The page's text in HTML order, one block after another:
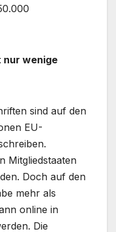
wenige
sind auf den
EU-
Mitgliedstaaten
Doch auf den
mehr als
online in
Die